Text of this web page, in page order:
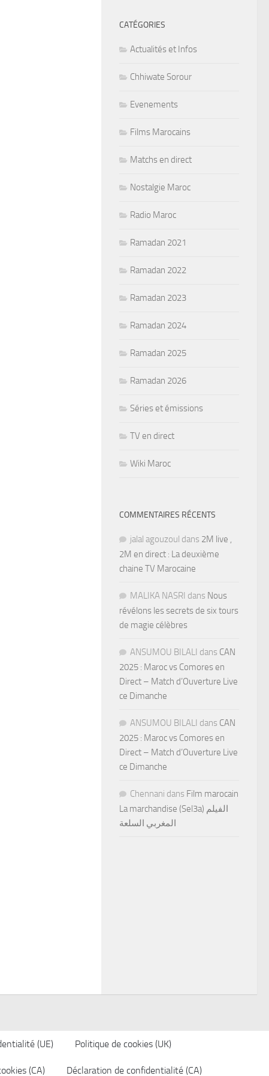
CATÉGORIES
Actualités et Infos
Chhiwate Sorour
Evenements
Films Marocains
Matchs en direct
Nostalgie Maroc
Radio Maroc
Ramadan 2021
Ramadan 2022
Ramadan 2023
Ramadan 2024
Ramadan 2025
Ramadan 2026
Séries et émissions
TV en direct
Wiki Maroc
COMMENTAIRES RÉCENTS
jalal agouzoul dans 2M live ,
2M en direct : La deuxième
chaine TV Marocaine
MALIKA NASRI dans Nous
révélons les secrets de six tours
de magie célèbres
ANSUMOU BILALI dans CAN
2025 : Maroc vs Comores en
Direct – Match d’Ouverture Live
ce Dimanche
ANSUMOU BILALI dans CAN
2025 : Maroc vs Comores en
Direct – Match d’Ouverture Live
ce Dimanche
Chennani dans Film marocain
La marchandise (Sel3a) الفيلم
المغربي السلعة
(UE) Politique de cookies (UK)
(CA) Déclaration de confidentialité (CA)